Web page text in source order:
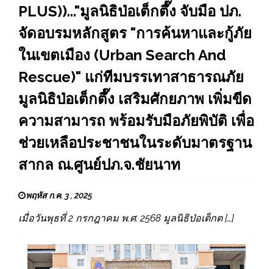
PLUS))..."มูลนิธิป่อเต็กตึ๊ง จับมือ ปภ.
จัดอบรมหลักสูตร "การค้นหาและกู้ภัย
ในเขตเมือง (Urban Search And
Rescue)" แก่ทีมบรรเทาสาธารณภัย
มูลนิธิป่อเต็กตึ๊ง เสริมศักยภาพ เพิ่มขีด
ความสามารถ พร้อมรับมือภัยพิบัติ เพื่อ
ช่วยเหลือประชาชนในระดับมาตรฐาน
สากล ณ.ศูนย์ปภ.จ.ชัยนาท
พฤหัส ก.ค. 3 , 2025
เมื่อวันพุธที่ 2 กรกฎาคม พ.ศ. 2568 มูลนิธิป่อเต็กต […]